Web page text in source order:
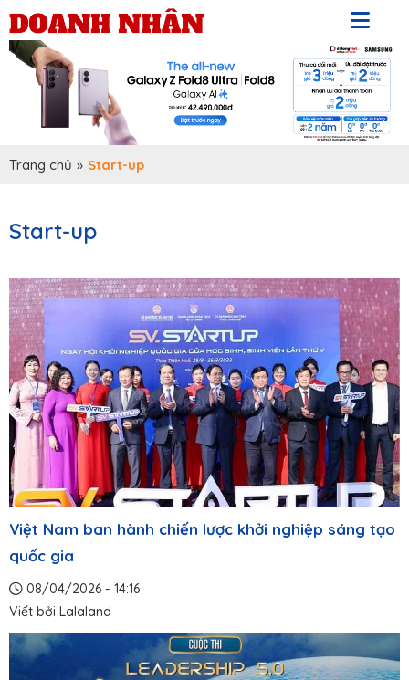
Trang chủ » Start-up
Start-up
Việt Nam ban hành chiến lược khởi nghiệp sáng tạo
quốc gia
08/04/2026 - 14:16
Viết bởi Lalaland